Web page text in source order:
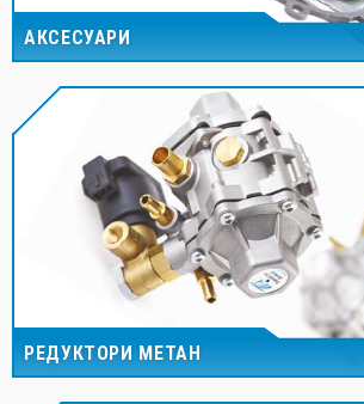
АКСЕСУАРИ
РЕДУКТОРИ МЕТАН